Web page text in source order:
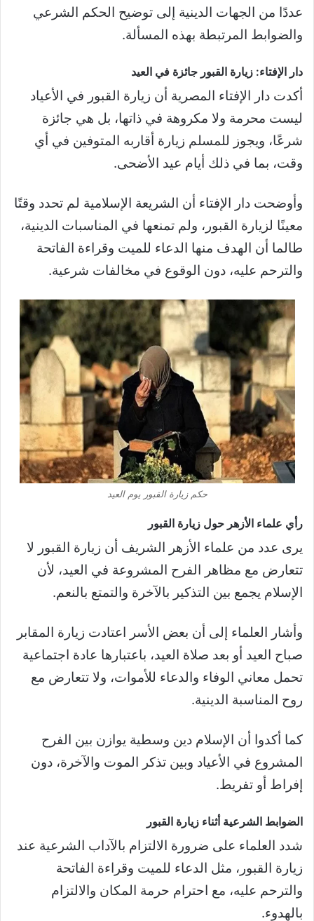
عددًا من الجهات الدينية إلى توضيح الحكم الشرعي
والضوابط المرتبطة بهذه المسألة.
دار الإفتاء: زيارة القبور جائزة في العيد
أكدت دار الإفتاء المصرية أن زيارة القبور في الأعياد
ليست محرمة ولا مكروهة في ذاتها، بل هي جائزة
شرعًا، ويجوز للمسلم زيارة أقاربه المتوفين في أي
وقت، بما في ذلك أيام عيد الأضحى.
وأوضحت دار الإفتاء أن الشريعة الإسلامية لم تحدد وقتًا
معينًا لزيارة القبور، ولم تمنعها في المناسبات الدينية،
طالما أن الهدف منها الدعاء للميت وقراءة الفاتحة
والترحم عليه، دون الوقوع في مخالفات شرعية.
حكم زيارة القبور يوم العيد
رأي علماء الأزهر حول زيارة القبور
يرى عدد من علماء الأزهر الشريف أن زيارة القبور لا
تتعارض مع مظاهر الفرح المشروعة في العيد، لأن
الإسلام يجمع بين التذكير بالآخرة والتمتع بالنعم.
وأشار العلماء إلى أن بعض الأسر اعتادت زيارة المقابر
صباح العيد أو بعد صلاة العيد، باعتبارها عادة اجتماعية
تحمل معاني الوفاء والدعاء للأموات، ولا تتعارض مع
روح المناسبة الدينية.
كما أكدوا أن الإسلام دين وسطية يوازن بين الفرح
المشروع في الأعياد وبين تذكر الموت والآخرة، دون
إفراط أو تفريط.
الضوابط الشرعية أثناء زيارة القبور
شدد العلماء على ضرورة الالتزام بالآداب الشرعية عند
زيارة القبور، مثل الدعاء للميت وقراءة الفاتحة
والترحم عليه، مع احترام حرمة المكان والالتزام
بالهدوء.